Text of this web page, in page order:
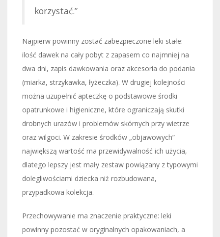
korzystać.”
Najpierw powinny zostać zabezpieczone leki stałe:
ilość dawek na cały pobyt z zapasem co najmniej na
dwa dni, zapis dawkowania oraz akcesoria do podania
(miarka, strzykawka, łyżeczka). W drugiej kolejności
można uzupełnić apteczkę o podstawowe środki
opatrunkowe i higieniczne, które ograniczają skutki
drobnych urazów i problemów skórnych przy wietrze
oraz wilgoci. W zakresie środków „objawowych”
największą wartość ma przewidywalność ich użycia,
dlatego lepszy jest mały zestaw powiązany z typowymi
dolegliwościami dziecka niż rozbudowana,
przypadkowa kolekcja.
Przechowywanie ma znaczenie praktyczne: leki
powinny pozostać w oryginalnych opakowaniach, a